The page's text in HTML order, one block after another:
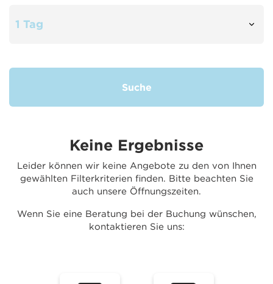
Suche
Keine Ergebnisse
Leider können wir keine Angebote zu den von Ihnen
gewählten Filterkriterien finden. Bitte beachten Sie
auch unsere Öffnungszeiten.
Wenn Sie eine Beratung bei der Buchung wünschen,
kontaktieren Sie uns: